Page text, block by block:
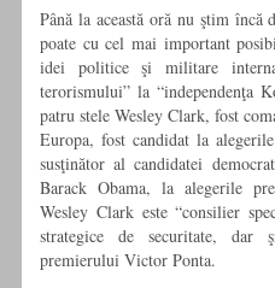
Până la această oră nu ştim încă
poate cu cel mai important
idei politice şi militare
terorismului” la “independenţa
patru stele Wesley Clark, fost
Europa, fost candidat la
susţinător al candidatei
Barack Obama, la alegerile
Wesley Clark este “consilier
strategice de securitate, dar
premierului Victor Ponta.